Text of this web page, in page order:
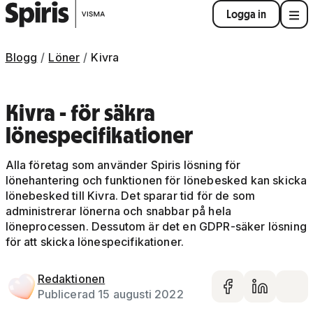
Logga in
Blogg Löner Kivra
Kivra - för säkra
lönespecifikationer
Alla företag som använder Spiris lösning för
lönehantering och funktionen för lönebesked kan skicka
lönebesked till Kivra. Det sparar tid för de som
administrerar lönerna och snabbar på hela
löneprocessen. Dessutom är det en GDPR-säker lösning
för att skicka lönespecifikationer.
Redaktionen
Publicerad 15 augusti 2022
Dela på
Dela